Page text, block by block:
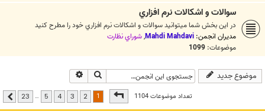
سوالات و اشکالات نرم افزاري
در اين بخش شما ميتوانيد سوالات و اشکالات نرم افزاري خود را مطرح کنيد
مدیران انجمن: Mahdi Mahdavi
,شوراي نظارت
موضوعات: 1099
موضوع جدید جستجو
تعداد موضوعات 1104صفحه از23
2
3
4
5
…
23 بعدی